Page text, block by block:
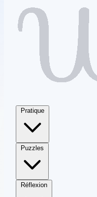
Pratique
Puzzles
Réflexion